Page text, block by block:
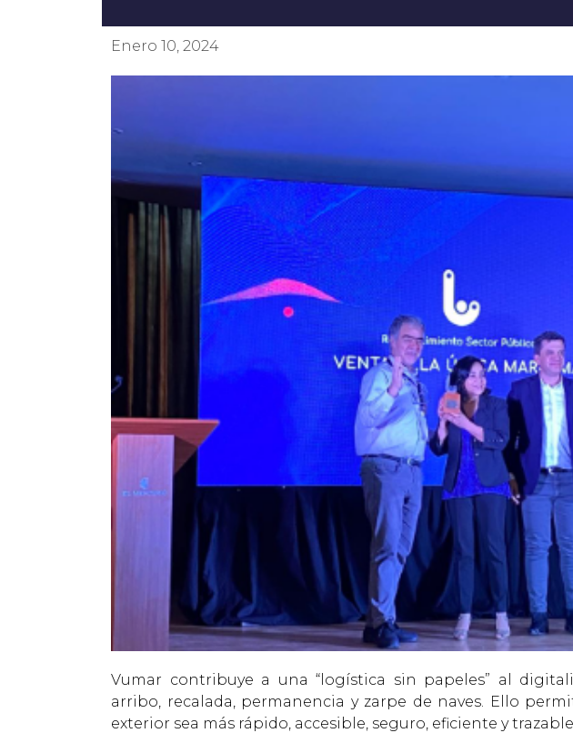
Enero 10, 2024
Vumar contribuye a una “logística sin papeles” al
arribo, recalada, permanencia y zarpe de naves. Ello
exterior sea más rápido, accesible, seguro, eficiente y trazable.